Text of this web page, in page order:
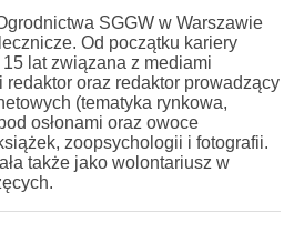
SGGW w Warszawie
Od początku kariery
lat związana z mediami
oraz redaktor prowadzący
(tematyka rynkowa,
osłonami oraz owoce
zoopsychologii i fotografii.
także jako wolontariusz w